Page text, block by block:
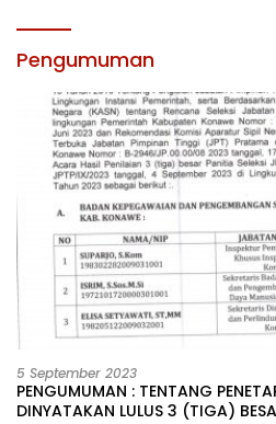
Pengumuman
5 September 2023
PENGUMUMAN : TENTANG
DINYATAKAN LULUS 3 (TIGA)